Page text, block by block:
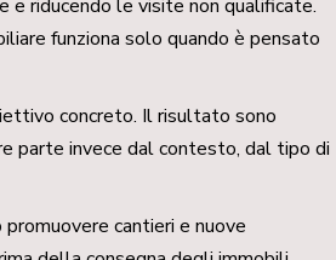
riducendo le visite non qualificate.
funziona solo quando è pensato
concreto. Il risultato sono
parte invece dal contesto, dal tipo di
cantieri e nuove